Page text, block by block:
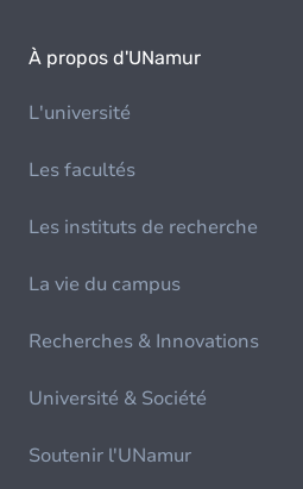
À propos d'UNamur
L'université
Les facultés
Les instituts de recherche
La vie du campus
Recherches & Innovations
Université & Société
Soutenir l'UNamur